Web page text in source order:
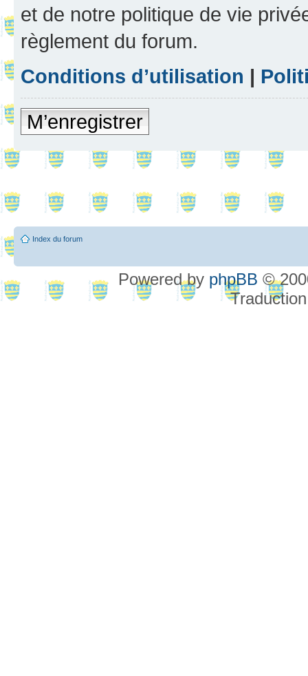
et de notre politique de vie
règlement du forum.
Conditions d’utilisation |
M’enregistrer
Index du forum
Powered by phpBB ©